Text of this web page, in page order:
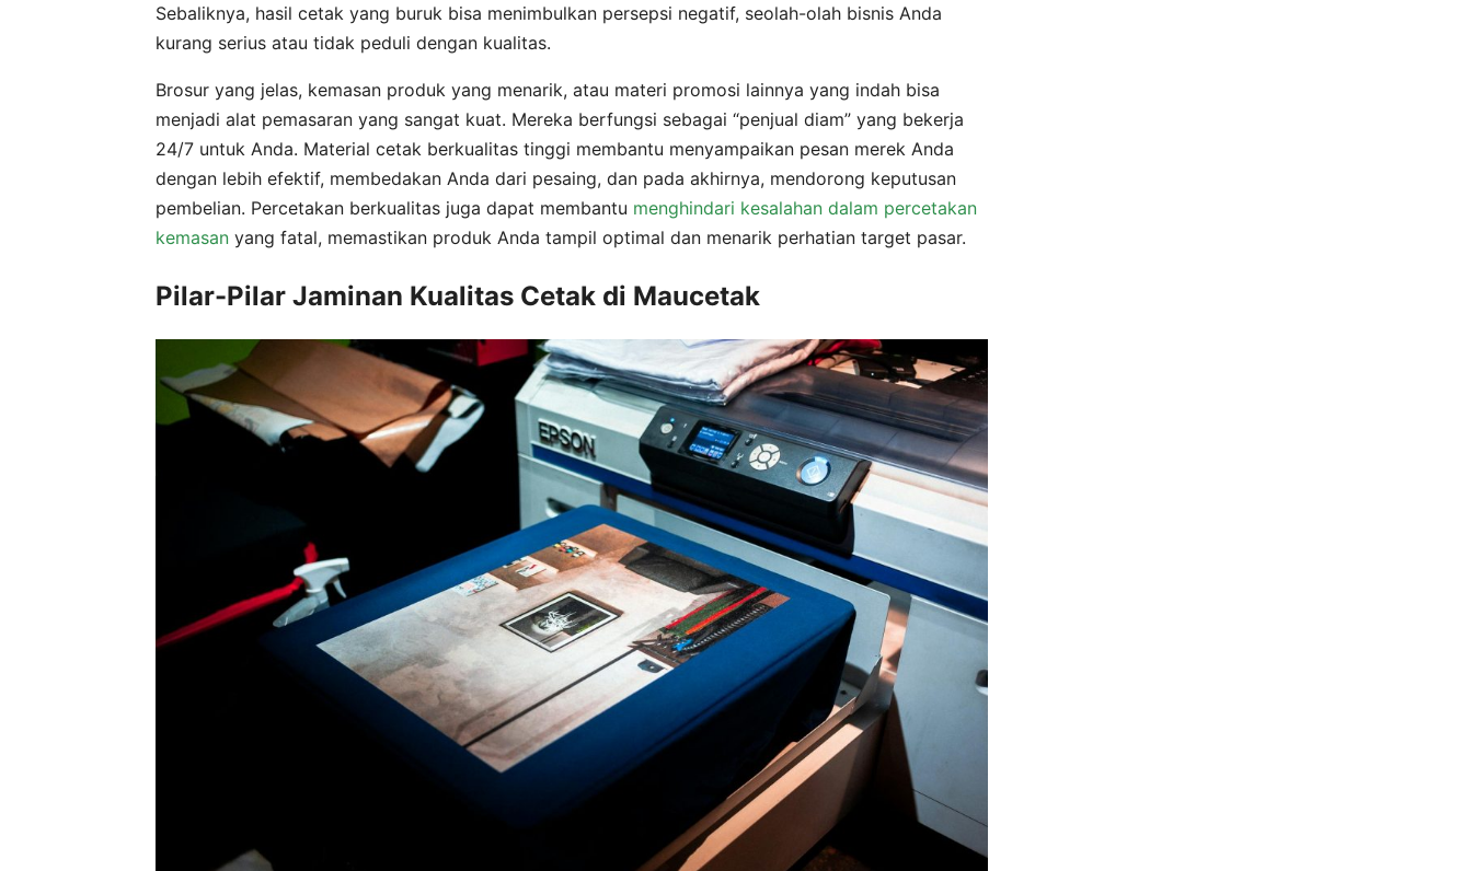
Sebaliknya, hasil cetak yang buruk bisa menimbulkan persepsi negatif, seolah-olah bisnis Anda
kurang serius atau tidak peduli dengan kualitas.
Brosur yang jelas, kemasan produk yang menarik, atau materi promosi lainnya yang indah bisa
menjadi alat pemasaran yang sangat kuat. Mereka berfungsi sebagai “penjual diam” yang bekerja
24/7 untuk Anda. Material cetak berkualitas tinggi membantu menyampaikan pesan merek Anda
dengan lebih efektif, membedakan Anda dari pesaing, dan pada akhirnya, mendorong keputusan
pembelian. Percetakan berkualitas juga dapat membantu menghindari kesalahan dalam percetakan
kemasan yang fatal, memastikan produk Anda tampil optimal dan menarik perhatian target pasar.
Pilar-Pilar Jaminan Kualitas Cetak di Maucetak